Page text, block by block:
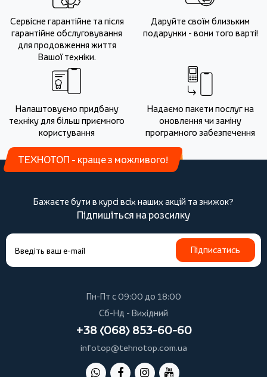
Сервісне гарантійне та після
гарантійне обслуговування
для продовження життя
Вашої техніки.
Даруйте своїм близьким
подарунки - вони того варті!
Налаштовуємо придбану
техніку для більш приємного
користування
Надаємо пакети послуг на
оновлення чи заміну
програмного забезпечення
ТЕХНОТОП - краще з можливого!
Бажаєте бути в курсі всіх наших акцій та знижок?
Підпишіться на розсилку
Підписатись
Пн-Пт с 09:00 до 18:00
Сб-Нд - Вихідний
+38 (068) 853-60-60
infotop@tehnotop.com.ua